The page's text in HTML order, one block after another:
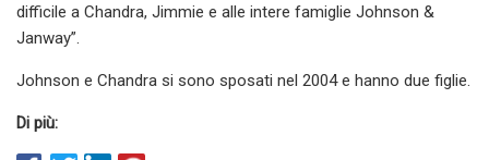
difficile a Chandra, Jimmie e alle intere famiglie Johnson &
Janway”.
Johnson e Chandra si sono sposati nel 2004 e hanno due figlie.
Di più: